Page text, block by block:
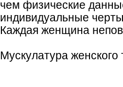
чем физические
индивидуальные
Каждая женщина
Мускулатура женского